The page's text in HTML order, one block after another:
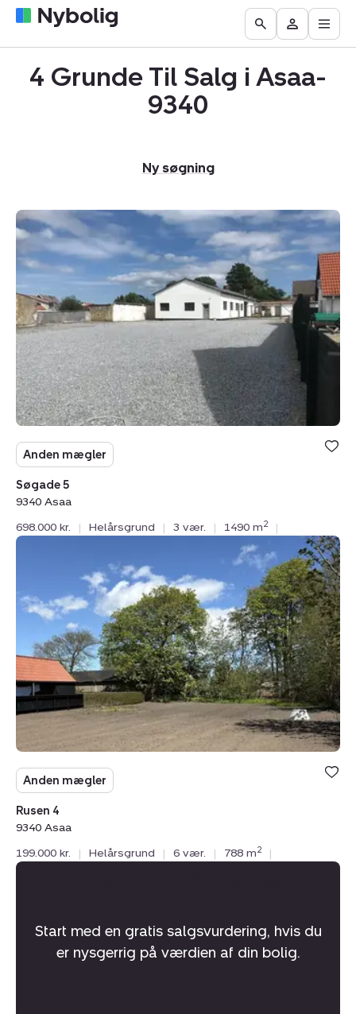
Boliger
til
Find
mægler
Få
vurderet
bolig
Go
to
the
Search
Besøg
Mit
Nybolig
Åbn
4 Grunde Til Salg i Asaa-
9340
Ny søgning
Helårsgrund:
Søgade
5,
9340
Asaa
Anden mægler
Søgade 5
9340 Asaa
698.000 kr.
| Helårsgrund | 3 vær. | 1490 m2 |
9340
Asaa
Anden mægler
Rusen 4
9340 Asaa
199.000 kr.
| Helårsgrund | 6 vær. | 788 m2 |
Start med en gratis salgsvurdering, hvis du
er nysgerrig på værdien af din bolig.